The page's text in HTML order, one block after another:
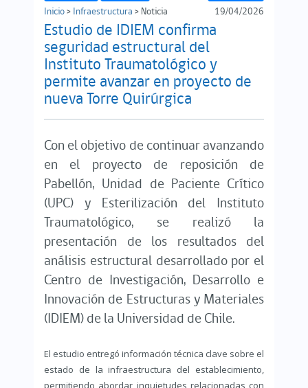
Inicio > Infraestructura > Noticia 19/04/2026
Estudio de IDIEM confirma
seguridad estructural del
Instituto Traumatológico y
permite avanzar en proyecto de
nueva Torre Quirúrgica
Con el objetivo de continuar avanzando
en el proyecto de reposición de
Pabellón, Unidad de Paciente Crítico
(UPC) y Esterilización del Instituto
Traumatológico, se realizó la
presentación de los resultados del
análisis estructural desarrollado por el
Centro de Investigación, Desarrollo e
Innovación de Estructuras y Materiales
(IDIEM) de la Universidad de Chile.
El estudio entregó información técnica clave sobre el
estado de la infraestructura del establecimiento,
permitiendo abordar inquietudes relacionadas con